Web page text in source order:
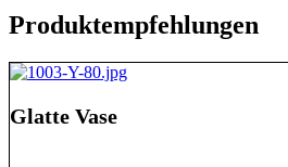
Produktempfehlungen
Glatte Vase